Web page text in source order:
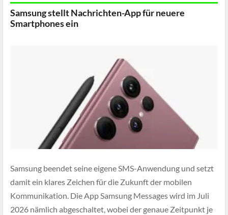
Samsung stellt Nachrichten-App für neuere
Smartphones ein
Samsung beendet seine eigene SMS-Anwendung und setzt
damit ein klares Zeichen für die Zukunft der mobilen
Kommunikation. Die App Samsung Messages wird im Juli
2026 nämlich abgeschaltet, wobei der genaue Zeitpunkt je